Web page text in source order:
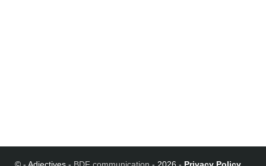
© - Adjectives - BDF communication - 2026 - Privacy Policy